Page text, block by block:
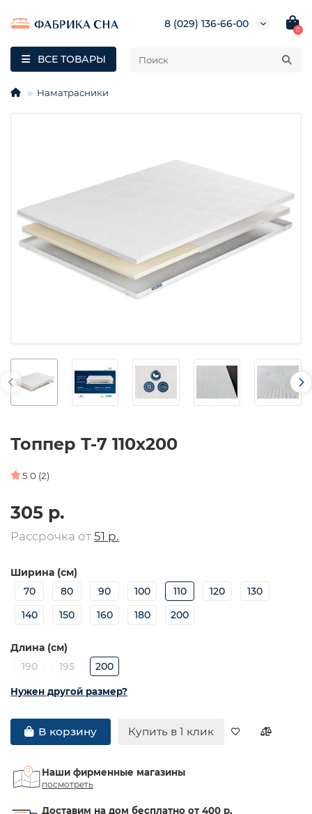
8 (029) 136-66-00
0
ВСЕ ТОВАРЫ
Наматрасники
Топпер Т-7 110х200
5.0 (2)
305 р.
Рассрочка от 51 р.
Ширина (см)
70
80 90 100 110 120
130
140
150 160 180 200
Длина (см)
190
195 200
Нужен другой размер?
В корзину Купить в 1 клик
Наши фирменные магазины
посмотреть
Доставим на дом бесплатно от 400 р.